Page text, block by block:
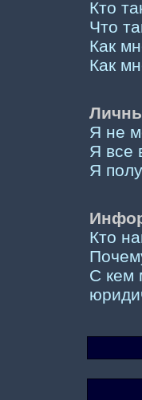
Кто
Что
Как
Как
Я не
Я все
Я
Кто
С кем